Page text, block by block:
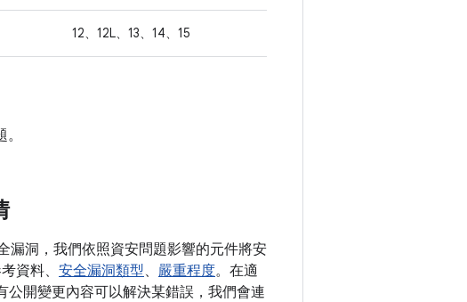
12、12L、13、14、15
洞，我們依照資安問題影響的元件將安
資料、 安全漏洞類型、 嚴重程度。在適
開變更內容可以解決某錯誤，我們會連